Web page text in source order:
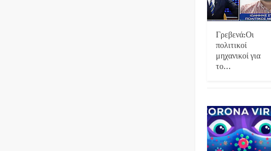
Γρεβενά:Οι
πολιτικοί
μηχανικοί για
το…